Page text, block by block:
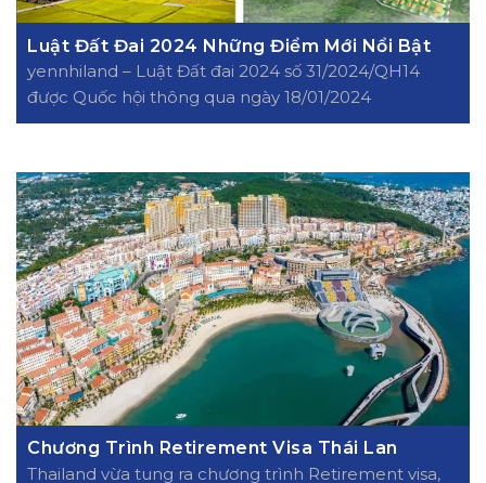
Luật Đất Đai 2024 Những Điểm Mới Nổi Bật
yennhiland – Luật Đất đai 2024 số 31/2024/QH14
được Quốc hội thông qua ngày 18/01/2024
Chương Trình Retirement Visa Thái Lan
Thailand vừa tung ra chương trình Retirement visa,